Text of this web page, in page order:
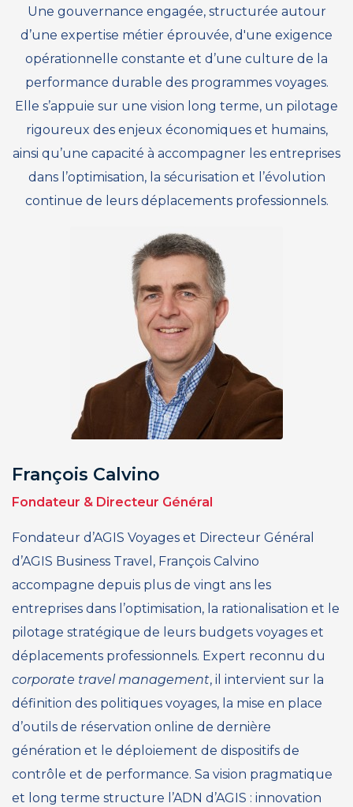
Une gouvernance engagée, structurée autour
d’une expertise métier éprouvée, d'une exigence
opérationnelle constante et d’une culture de la
performance durable des programmes voyages.
Elle s’appuie sur une vision long terme, un pilotage
rigoureux des enjeux économiques et humains,
ainsi qu’une capacité à accompagner les entreprises
dans l’optimisation, la sécurisation et l’évolution
continue de leurs déplacements professionnels.
François Calvino
Fondateur & Directeur Général
Fondateur d’AGIS Voyages et Directeur Général
d’AGIS Business Travel, François Calvino
accompagne depuis plus de vingt ans les
entreprises dans l’optimisation, la rationalisation et le
pilotage stratégique de leurs budgets voyages et
déplacements professionnels. Expert reconnu du
corporate travel management, il intervient sur la
définition des politiques voyages, la mise en place
d’outils de réservation online de dernière
génération et le déploiement de dispositifs de
contrôle et de performance. Sa vision pragmatique
et long terme structure l’ADN d’AGIS : innovation